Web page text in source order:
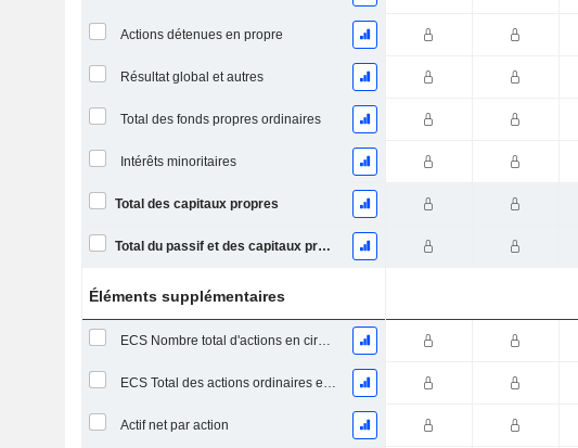
Actions détenues en propre
Résultat global et autres
Total des fonds propres ordinaires
Intérêts minoritaires
Total des capitaux propres
Total du passif et des capitaux propres
Éléments supplémentaires
ECS Nombre total d'actions en circulation à la date de dépôt
ECS Total des actions ordinaires en circulation
Actif net par action